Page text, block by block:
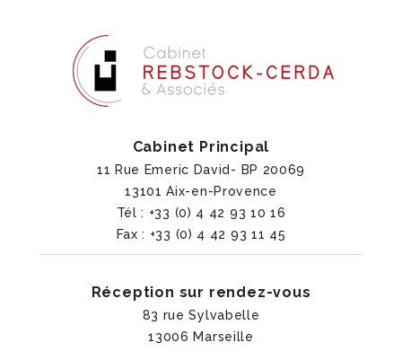
Cabinet Principal
11 Rue Emeric David- BP 20069
13101 Aix-en-Provence
Tél : +33 (0) 4 42 93 10 16
Fax : +33 (0) 4 42 93 11 45
Réception sur rendez-vous
83 rue Sylvabelle
13006 Marseille